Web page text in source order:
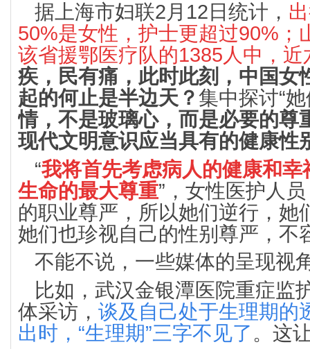
据上海市妇联2月12日统计，
50%是女性，护士更超过90%；
该省援鄂医疗队的1385人中，近
疾，民有痛，此时此刻，中国女
起的何止是半边天？集中探讨“
情，不是玻璃心，而是必要的尊
现代文明意识应当具有的健康性
“我将首先考虑病人的健康和
生命的最大尊重”，女性医护人
的职业尊严，所以她们逆行，她
她们也珍视自己的性别尊严，不
不能不说，一些媒体的呈现视
比如，武汉金银潭医院重症监
体采访， 谈及自己处于生理期的
出时，“生理期”三字不见了 。这